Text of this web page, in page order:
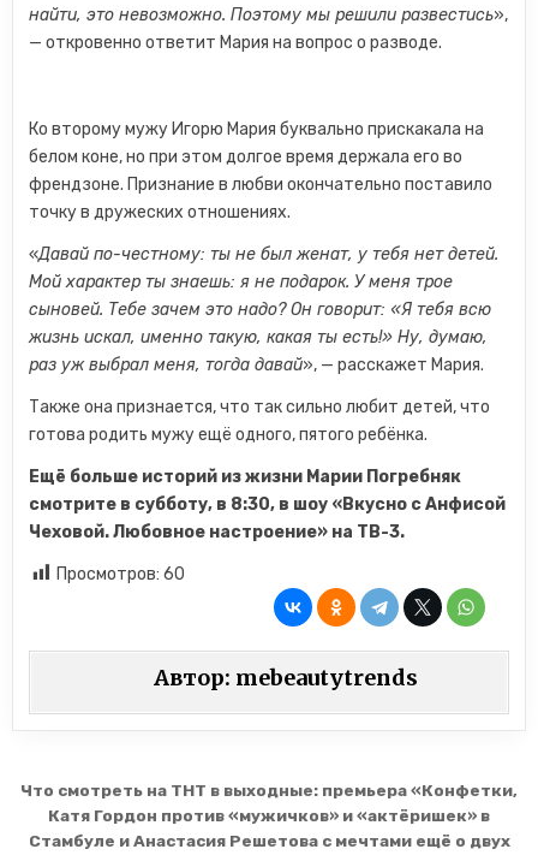
найти, это невозможно. Поэтому мы решили развестись»,
— откровенно ответит Мария на вопрос о разводе.
Ко второму мужу Игорю Мария буквально прискакала на
белом коне, но при этом долгое время держала его во
френдзоне. Признание в любви окончательно поставило
точку в дружеских отношениях.
«Давай по-честному: ты не был женат, у тебя нет детей.
Мой характер ты знаешь: я не подарок. У меня трое
сыновей. Тебе зачем это надо? Он говорит: «Я тебя всю
жизнь искал, именно такую, какая ты есть!» Ну, думаю,
раз уж выбрал меня, тогда давай», — расскажет Мария.
Также она признается, что так сильно любит детей, что
готова родить мужу ещё одного, пятого ребёнка.
Ещё больше историй из жизни Марии Погребняк
смотрите в субботу, в 8:30, в шоу «Вкусно с Анфисой
Чеховой. Любовное настроение» на ТВ-3.
Просмотров: 60
Автор: mebeautytrends
Навигация по записям
Что смотреть на ТНТ в выходные: премьера «Конфетки,
Катя Гордон против «мужичков» и «актёришек» в
Стамбуле и Анастасия Решетова с мечтами ещё о двух